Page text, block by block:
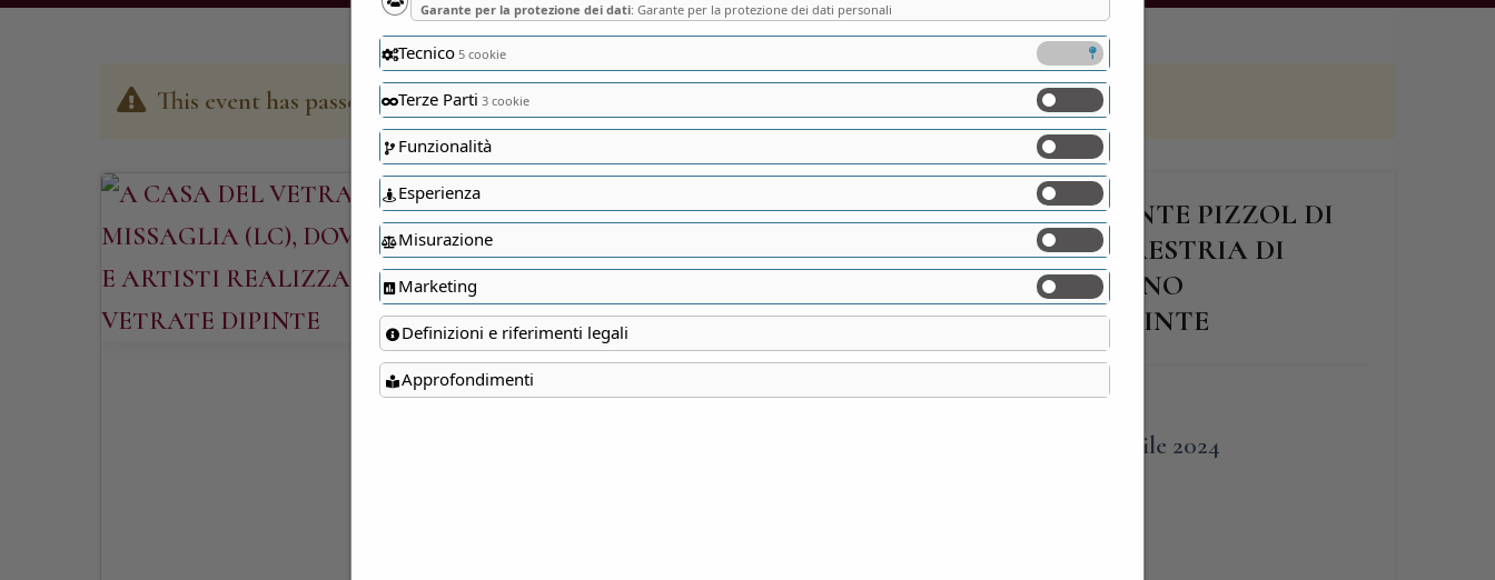
This event has passed
A CASA DEL VETRATISTA SANTE PIZZOL DI
MISSAGLIA (LC), DOVE LA MAESTRIA DI
VETRAI E ARTISTI REALIZZANO
MERAVIGLIOSE VETRATE DIPINTE
13 Aprile 2024
Garante per la protezione dei dati: Garante per la protezione dei dati personali
Tecnico 5 cookie
Terze Parti 3 cookie
Funzionalità
Esperienza
Misurazione
Marketing
Definizioni e riferimenti legali
Approfondimenti